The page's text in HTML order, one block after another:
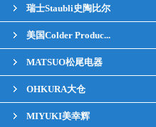
瑞士Staubli史陶比尔
美国Colder Produc...
MATSUO松尾电器
OHKURA大仓
MIYUKI美幸辉